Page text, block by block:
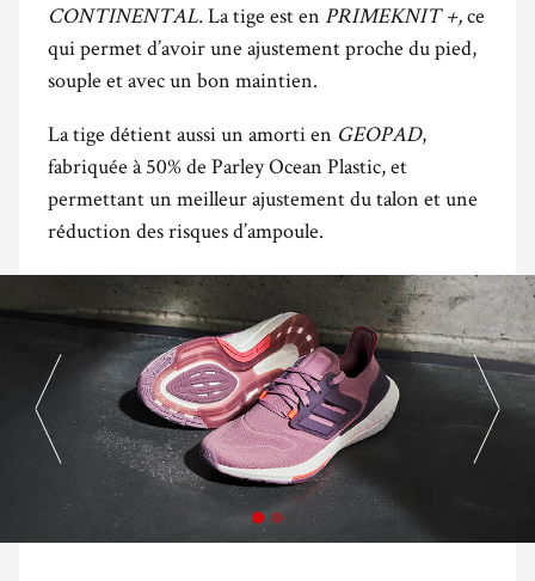
CONTINENTAL.La tige est en PRIMEKNIT +,ce
qui permet d’avoir une ajustement proche du pied,
souple et avec un bon maintien.
La tige détient aussi un amorti en GEOPAD,
fabriquée à 50% de Parley Ocean Plastic, et
permettant un meilleur ajustement du talon et une
réduction des risques d’ampoule.